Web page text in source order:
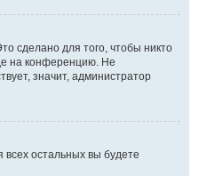
сделано для того, чтобы никто
на конференцию. Не
значит, администратор
остальных вы будете